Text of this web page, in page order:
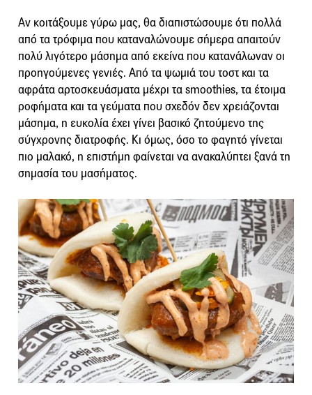
Αν κοιτάξουμε γύρω μας, θα διαπιστώσουμε ότι πολλά
από τα τρόφιμα που καταναλώνουμε σήμερα απαιτούν
πολύ λιγότερο μάσημα από εκείνα που κατανάλωναν οι
προηγούμενες γενιές. Από τα ψωμιά του τοστ και τα
αφράτα αρτοσκευάσματα μέχρι τα smoothies, τα έτοιμα
ροφήματα και τα γεύματα που σχεδόν δεν χρειάζονται
μάσημα, η ευκολία έχει γίνει βασικό ζητούμενο της
σύγχρονης διατροφής. Κι όμως, όσο το φαγητό γίνεται
πιο μαλακό, η επιστήμη φαίνεται να ανακαλύπτει ξανά τη
σημασία του μασήματος.